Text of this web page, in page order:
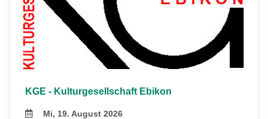
KGE - Kulturgesellschaft Ebikon
Mi, 19. August 2026